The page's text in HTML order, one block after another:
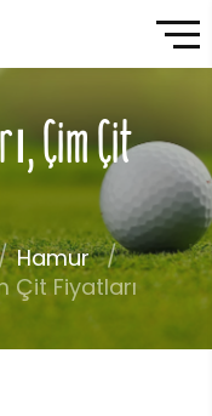
Çim Çit
Hamur
Çit Fiyatları